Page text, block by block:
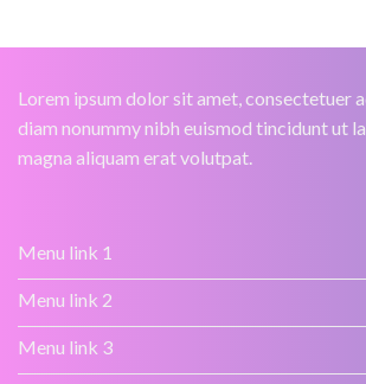
Lorem ipsum dolor sit amet, consectetuer
diam nonummy nibh euismod tincidunt ut
magna aliquam erat volutpat.
Menu link 1
Menu link 2
Menu link 3